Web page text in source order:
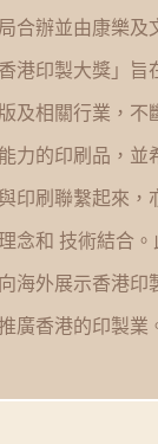
合辦並由康樂及
港印製大獎」旨
及相關行業，不
力的印刷品，並
印刷聯繫起來，
念和 技術結合。
海外展示香港印
廣香港的印製業